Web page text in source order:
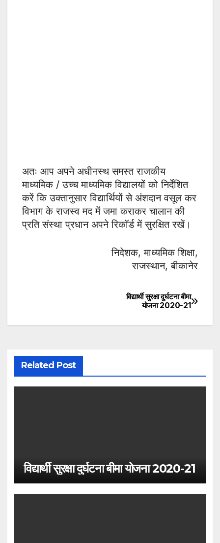
अतः आप अपने अधीनस्थ समस्त राजकीय
माध्यमिक / उच्च माध्यमिक विद्यालयों को निर्देशित
करें कि उक्तानुसार विद्यार्थियों से अंशदान वसूल कर
विभाग के राजस्व मद में जमा कराकर चालान की
प्रति संस्था प्रधान अपने रिकॉर्ड में सुरक्षित रखें।
निदेशक, माध्यमिक शिक्षा,
राजस्थान, बीकानेर
navigation
विद्यार्थी सुरक्षा दुर्घटना बीमा
योजना 2020-21
Related Post
विद्यार्थी सुरक्षा दुर्घटना बीमा योजना 2020-21